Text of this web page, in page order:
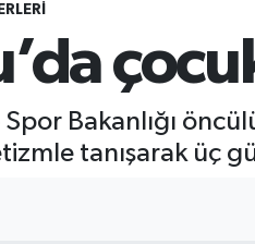
Spor Bakanlığı
tanışarak üç